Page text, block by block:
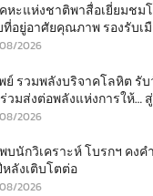
หะแห่งชาติพาสื่อเยี่ยมชม
อยู่อาศัยคุณภาพ รองรับเมื
2026
พย์ รวมพลังบริจาคโลหิต รั
วมส่งต่อพลังแห่งการให้…
2026
บนักวิเคราะห์ โบรกฯ คงค
ลังเติบโตต่อ
2026